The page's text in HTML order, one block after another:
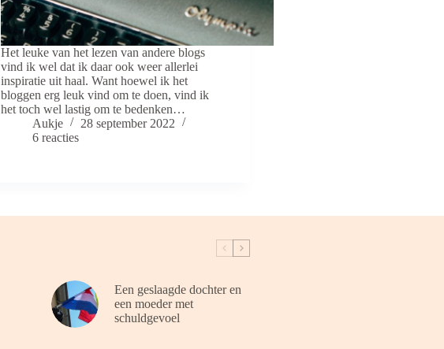
Het leuke van het lezen van andere blogs
vind ik wel dat ik daar ook weer allerlei
inspiratie uit haal. Want hoewel ik het
bloggen erg leuk vind om te doen, vind ik
het toch wel lastig om te bedenken…
Aukje
28 september 2022
6 reacties
Een geslaagde dochter en
een moeder met
schuldgevoel